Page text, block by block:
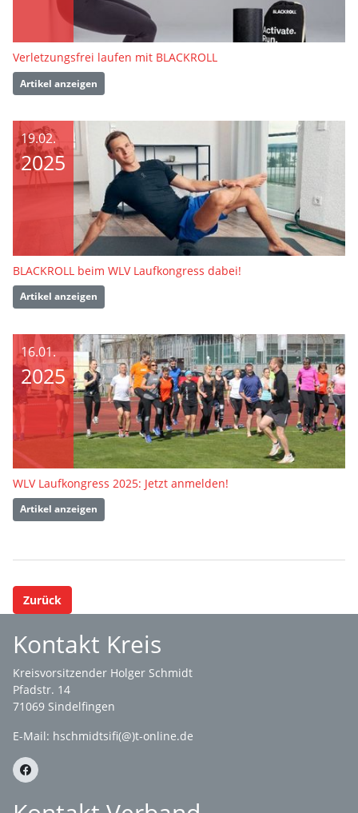
Verletzungsfrei laufen mit BLACKROLL
Artikel anzeigen
19.02.
2025
BLACKROLL beim WLV Laufkongress dabei!
Artikel anzeigen
16.01.
2025
WLV Laufkongress 2025: Jetzt anmelden!
Artikel anzeigen
Zurück
Kontakt Kreis
Kreisvorsitzender Holger Schmidt
Pfadstr. 14
71069 Sindelfingen
E-Mail: hschmidtsifi(@)t-online.de